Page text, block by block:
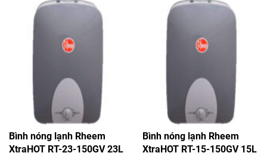
Bình nóng lạnh Rheem
XtraHOT RT-23-150GV 23L
Bình nóng lạnh Rheem
XtraHOT RT-15-150GV 15L